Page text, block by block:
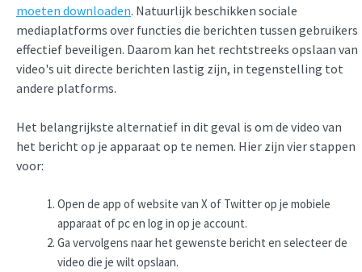
moeten downloaden. Natuurlijk beschikken sociale
mediaplatforms over functies die berichten tussen gebruikers
effectief beveiligen. Daarom kan het rechtstreeks opslaan van
video's uit directe berichten lastig zijn, in tegenstelling tot
andere platforms.
Het belangrijkste alternatief in dit geval is om de video van
het bericht op je apparaat op te nemen. Hier zijn vier stappen
voor:
Open de app of website van X of Twitter op je mobiele
apparaat of pc en log in op je account.
Ga vervolgens naar het gewenste bericht en selecteer de
video die je wilt opslaan.